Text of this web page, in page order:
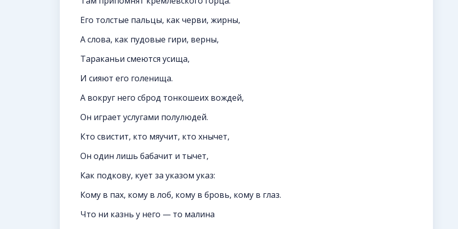
Его толстые пальцы, как черви, жирны,
А слова, как пудовые гири, верны,
Тараканьи смеются усища,
И сияют его голенища.
А вокруг него сброд тонкошеих вождей,
Он играет услугами полулюдей.
Кто свистит, кто мяучит, кто хнычет,
Он один лишь бабачит и тычет,
Как подкову, кует за указом указ:
Кому в пах, кому в лоб, кому в бровь, кому в глаз.
Что ни казнь у него — то малина